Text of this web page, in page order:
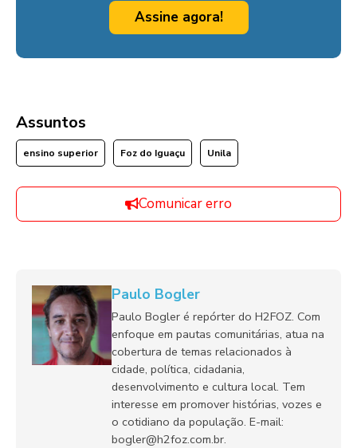
Assine agora!
Assuntos
ensino superior Foz do Iguaçu Unila
Comunicar erro
Paulo Bogler
Paulo Bogler é repórter do H2FOZ. Com
enfoque em pautas comunitárias, atua na
cobertura de temas relacionados à
cidade, política, cidadania,
desenvolvimento e cultura local. Tem
interesse em promover histórias, vozes e
o cotidiano da população. E-mail:
bogler@h2foz.com.br.